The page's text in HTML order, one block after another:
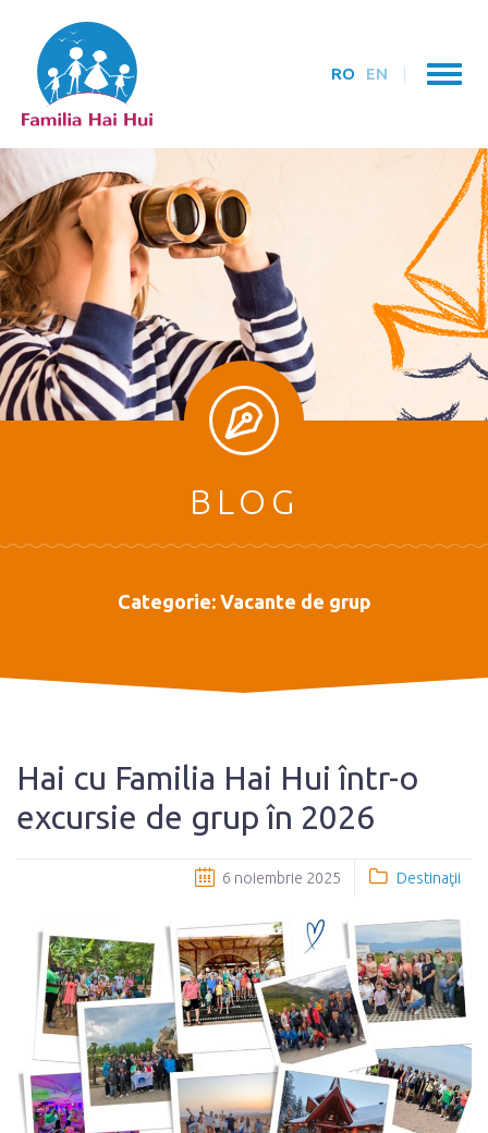
RO EN
BLOG
Categorie: Vacante de grup
Hai cu Familia Hai Hui într-o
excursie de grup în 2026
6 noiembrie 2025 Destinaţii